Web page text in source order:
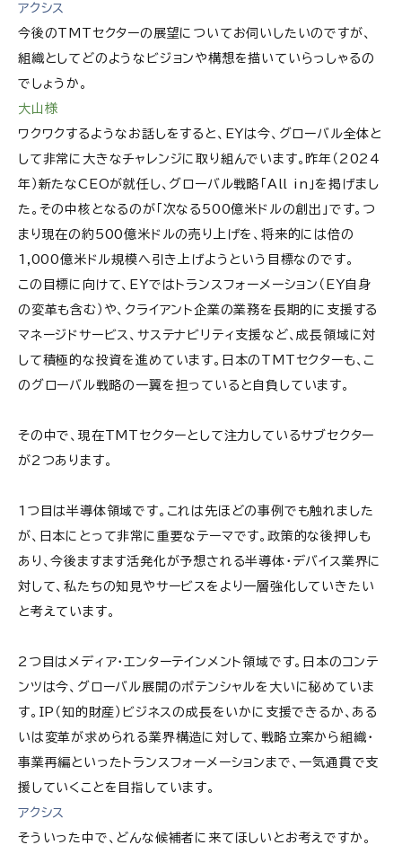
アクシス
今後のTMTセクターの展望についてお伺いしたいのですが、
組織としてどのようなビジョンや構想を描いていらっしゃるの
でしょうか。
大山様
ワクワクするようなお話しをすると、EYは今、グローバル全体と
して非常に大きなチャレンジに取り組んでいます。昨年（2024
年）新たなCEOが就任し、グローバル戦略「All in」を掲げまし
た。その中核となるのが「次なる500億米ドルの創出」です。つ
まり現在の約500億米ドルの売り上げを、将来的には倍の
1,000億米ドル規模へ引き上げようという目標なのです。
この目標に向けて、EYではトランスフォーメーション（EY自身
の変革も含む）や、クライアント企業の業務を長期的に支援する
マネージドサービス、サステナビリティ支援など、成長領域に対
して積極的な投資を進めています。日本のTMTセクターも、こ
のグローバル戦略の一翼を担っていると自負しています。
その中で、現在TMTセクターとして注力しているサブセクター
が2つあります。
1つ目は半導体領域です。これは先ほどの事例でも触れました
が、日本にとって非常に重要なテーマです。政策的な後押しも
あり、今後ますます活発化が予想される半導体・デバイス業界に
対して、私たちの知見やサービスをより一層強化していきたい
と考えています。
2つ目はメディア・エンターテインメント領域です。日本のコンテ
ンツは今、グローバル展開のポテンシャルを大いに秘めていま
す。IP（知的財産）ビジネスの成長をいかに支援できるか、ある
いは変革が求められる業界構造に対して、戦略立案から組織・
事業再編といったトランスフォーメーションまで、一気通貫で支
援していくことを目指しています。
アクシス
そういった中で、どんな候補者に来てほしいとお考えですか。